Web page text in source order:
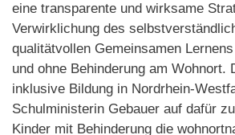
eine transparente und wirksame
Verwirklichung des
qualitätvollen Gemeinsamen
und ohne Behinderung am Wohnort.
inklusive Bildung in Nordrhein-
Schulministerin Gebauer auf dafür
Kinder mit Behinderung die